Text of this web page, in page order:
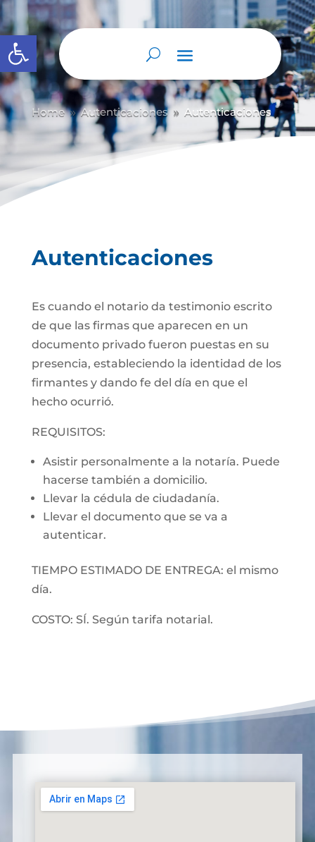
Abrir barra de herramientas
Home 9 Autenticaciones 9 Autenticaciones
Autenticaciones
Es cuando el notario da testimonio escrito
de que las firmas que aparecen en un
documento privado fueron puestas en su
presencia, estableciendo la identidad de los
firmantes y dando fe del día en que el
hecho ocurrió.
REQUISITOS:
Asistir personalmente a la notaría. Puede
hacerse también a domicilio.
Llevar la cédula de ciudadanía.
Llevar el documento que se va a
autenticar.
TIEMPO ESTIMADO DE ENTREGA: el mismo
día.
COSTO: SÍ. Según tarifa notarial.